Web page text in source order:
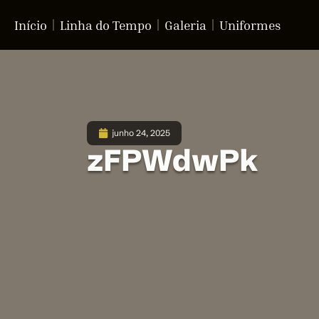
Início Linha do Tempo Galeria Uniformes
junho 24, 2025
zFPWdwPk